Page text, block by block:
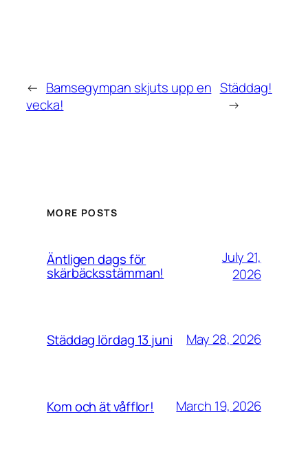
← Bamsegympan skjuts upp en
vecka!
Städdag!
→
MORE POSTS
Äntligen dags för
skärbäcksstämman!
July 21,
2026
Städdag lördag 13 juni May 28, 2026
Kom och ät våfflor! March 19, 2026